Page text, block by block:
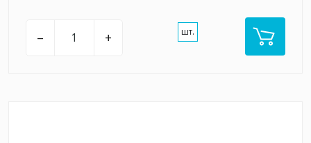
– + шт.